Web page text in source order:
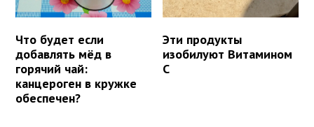
Что будет если
добавлять мёд в
горячий чай:
канцероген в кружке
обеспечен?
Эти продукты
изобилуют Витамином
С